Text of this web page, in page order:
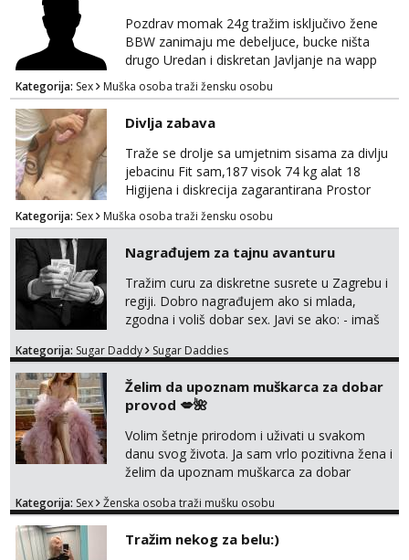
Pozdrav momak 24g tražim isključivo žene
BBW zanimaju me debeljuce, bucke ništa
drugo Uredan i diskretan Javljanje na wapp
095 546 9915
Kategorija: Sex Muška osoba traži žensku osobu
Divlja zabava
Traže se drolje sa umjetnim sisama za divlju
jebacinu Fit sam,187 visok 74 kg alat 18
Higijena i diskrecija zagarantirana Prostor
imam na području između Zadra i Šibenika
Kontakt watsap 0955406511 bez poziva
Kategorija: Sex Muška osoba traži žensku osobu
Nagrađujem za tajnu avanturu
Tražim curu za diskretne susrete u Zagrebu i
regiji. Dobro nagrađujem ako si mlada,
zgodna i voliš dobar sex. Javi se ako: - imaš
kosu - se dobro ljubiš - si fleksibilna s
dostupna radnim danom (vikendi i noći su za
obitelj) - vodiš brigu o zdravlju i koristiš
zaštitu Ne javljajte se: - debele - frajeri i
paro...
Kategorija: Sugar Daddy Sugar Daddies
Želim da upoznam muškarca za dobar
provod 💋🌺
Volim šetnje prirodom i uživati u svakom
danu svog života. Ja sam vrlo pozitivna žena i
želim da upoznam muškarca za dobar
na link ispod i nadji me tamo, cekam te!
Kategorija: Sex Ženska osoba traži mušku osobu
Tražim nekog za belu:)